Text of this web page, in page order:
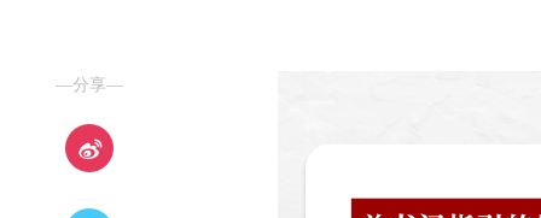
—分享—